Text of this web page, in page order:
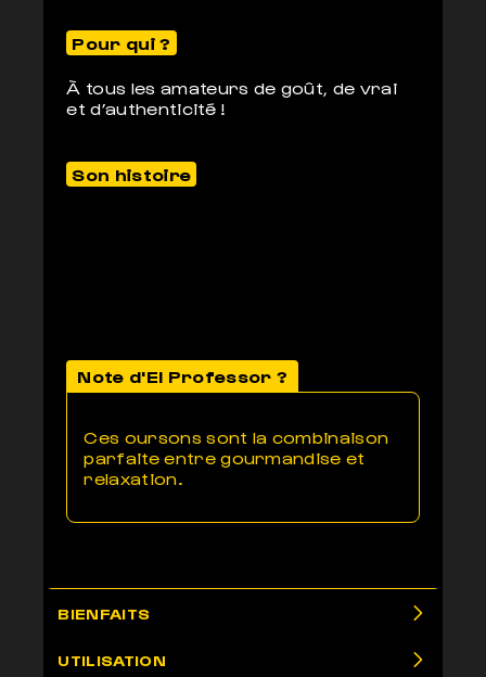
Pour qui ?
À tous les amateurs de goût, de vrai
et d’authenticité !
Son histoire
Note d'El Professor ?
Ces oursons sont la combinaison
parfaite entre gourmandise et
relaxation.
BIENFAITS
UTILISATION